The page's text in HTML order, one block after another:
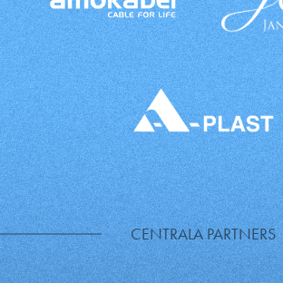
CENTRALA PARTNERS